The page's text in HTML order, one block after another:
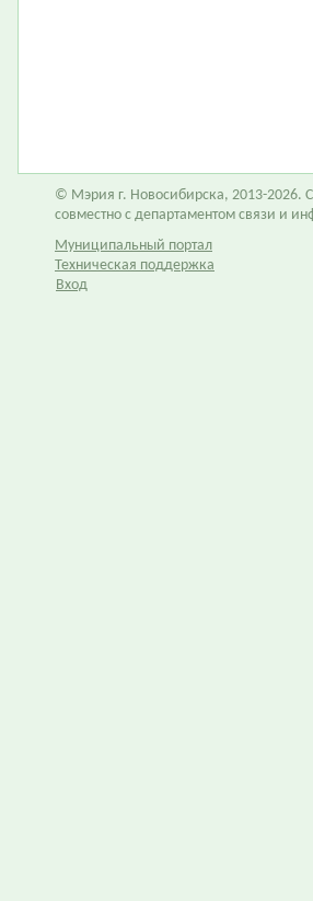
© Мэрия г. Новосибирска, 2013-2026.
совместно с департаментом связи и
Муниципальный портал
Техническая поддержка
Вход